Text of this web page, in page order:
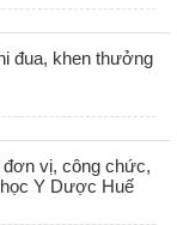
đua, khen thưởng
đơn vị, công chức,
Y Dược Huế